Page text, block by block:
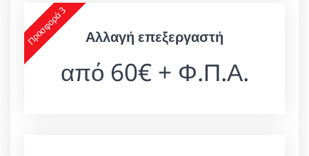
Προσφορά 3 Αλλαγή επεξεργαστή
από 60€ + Φ.Π.Α.